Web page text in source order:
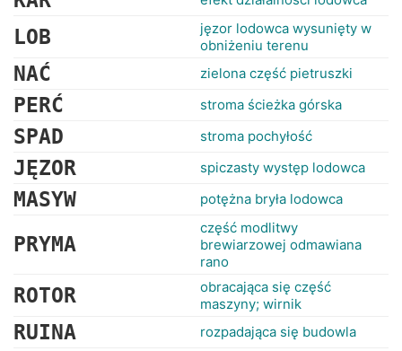
LOB
jęzor lodowca wysunięty w
obniżeniu terenu
NAĆ zielona część pietruszki
PERĆ stroma ścieżka górska
SPAD stroma pochyłość
JĘZOR spiczasty występ lodowca
MASYW potężna bryła lodowca
PRYMA
część modlitwy
brewiarzowej odmawiana
rano
ROTOR
obracająca się część
maszyny; wirnik
RUINA rozpadająca się budowla